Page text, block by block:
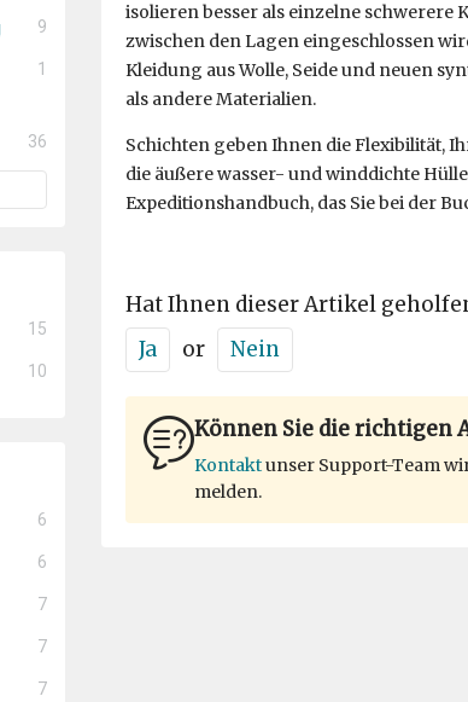
9
1
36
15
10
6
6
7
7
7
isolieren besser als einzelne schwerere
zwischen den Lagen eingeschlossen
Kleidung aus Wolle, Seide und neuen
als andere Materialien.
Schichten geben Ihnen die Flexibilität,
die äußere wasser- und winddichte
Expeditionshandbuch, das Sie bei der
Hat Ihnen dieser Artikel
Ja
or Nein
Können Sie die richtigen
Kontaktunser Support-Team
melden.